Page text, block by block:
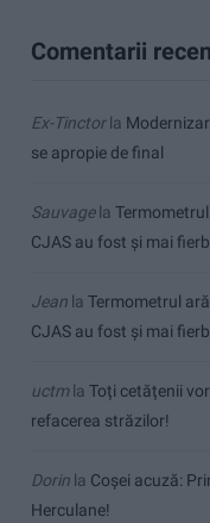
Comentarii
Ex-Tinctorla
se apropie de final
Sauvagela
CJAS au fost și mai
Jean la Termometrul
CJAS au fost și mai
uctmla Toți cetățenii
refacerea străzilor!
Dorin la Coșei acuză:
Herculane!